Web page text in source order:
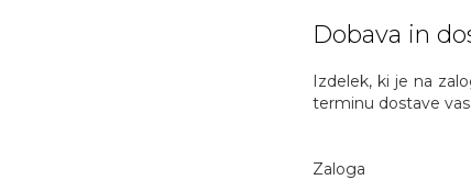
Dobava in
Izdelek, ki je na
terminu dostave
Zaloga